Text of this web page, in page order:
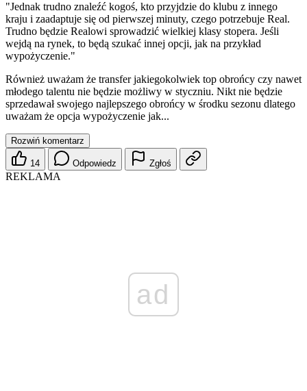
"Jednak trudno znaleźć kogoś, kto przyjdzie do klubu z innego
kraju i zaadaptuje się od pierwszej minuty, czego potrzebuje Real.
Trudno będzie Realowi sprowadzić wielkiej klasy stopera. Jeśli
wejdą na rynek, to będą szukać innej opcji, jak na przykład
wypożyczenie."
Również uważam że transfer jakiegokolwiek top obrońcy czy nawet
młodego talentu nie będzie możliwy w styczniu. Nikt nie będzie
sprzedawał swojego najlepszego obrońcy w środku sezonu dlatego
uważam że opcja wypożyczenie jak...
Rozwiń komentarz
14 Odpowiedz Zgłoś
REKLAMA
ad